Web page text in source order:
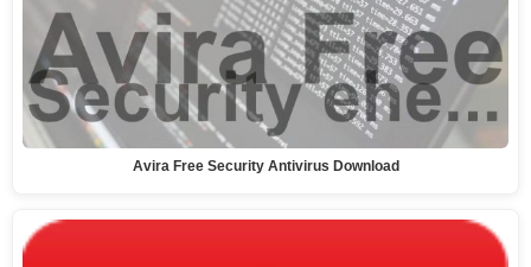
Avira Free Security Antivirus Download